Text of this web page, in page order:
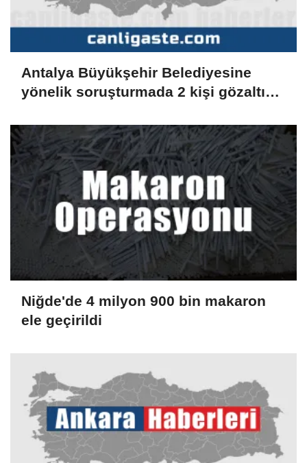
Antalya Büyükşehir Belediyesine
yönelik soruşturmada 2 kişi gözaltına
Niğde'de 4 milyon 900 bin makaron
ele geçirildi